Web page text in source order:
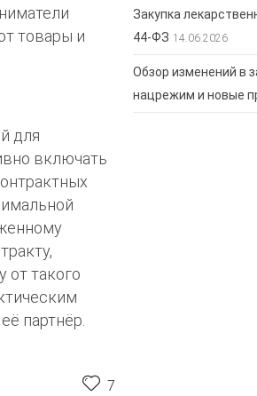
товары и
для
включать
от такого
партнёр.
7
Закупка
44-ФЗ 14.06.2026
Обзор изменений в
нацрежим и новые